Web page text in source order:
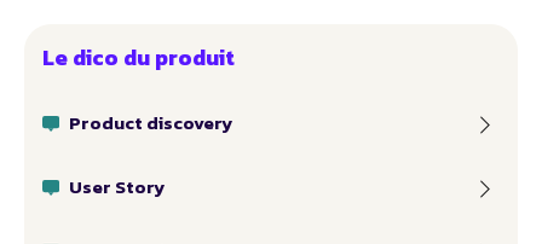
Le dico du produit
Product discovery
User Story